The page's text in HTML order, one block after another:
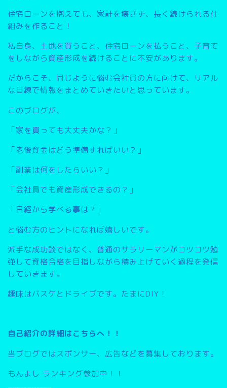
住宅ローンを抱えても、家計を壊さず、長く続けられる仕
組みを作ること ！
私自身、土地を買うこと、住宅ローンを払うこと、子育て
をしながら資産形成を続けることに不安があります。
だからこそ、同じように悩む会社員の方に向けて、リアル
な目線で情報をまとめていきたいと思っています。
このブログが、
「家を買っても大丈夫かな？」
「老後資金はどう準備すればいい？」
「副業は何をしたらいい？」
「会社員でも資産形成できるの？」
「日経から学べる事は？」
と悩む方のヒントになれば嬉しいです。
派手な成功談ではなく、普通のサラリーマンがコツコツ勉
強して資格合格を目指しながら積み上げていく過程を発信
していきます。
趣味はバスケとドライブです。たまにDIY！
自己紹介の詳細はこちらへ！！
当ブログではスポンサー、広告などを募集しております。
もんよし ランキング参加中！！